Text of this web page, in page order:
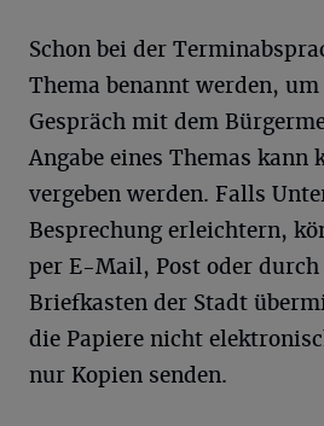
Schon bei der
Thema benannt werden,
Gespräch mit dem
Angabe eines Themas kann
vergeben werden. Falls
Besprechung erleichtern,
per E-Mail, Post oder
Briefkasten der Stadt
die Papiere nicht
nur Kopien senden.